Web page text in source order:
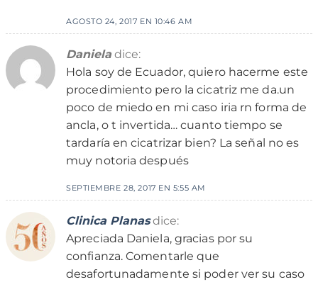
AGOSTO 24, 2017 EN 10:46 AM
Daniela dice:
Hola soy de Ecuador, quiero hacerme este
procedimiento pero la cicatriz me da.un
poco de miedo en mi caso iria rn forma de
ancla, o t invertida… cuanto tiempo se
tardaría en cicatrizar bien? La señal no es
muy notoria después
SEPTIEMBRE 28, 2017 EN 5:55 AM
Clinica Planas dice:
Apreciada Daniela, gracias por su
confianza. Comentarle que
desafortunadamente si poder ver su caso